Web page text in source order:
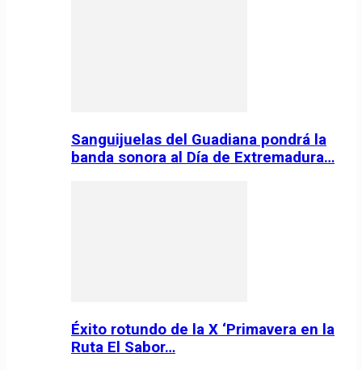
Sanguijuelas del Guadiana pondrá la
banda sonora al Día de Extremadura…
Éxito rotundo de la X ‘Primavera en la
Ruta El Sabor…